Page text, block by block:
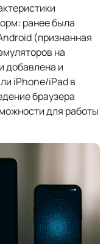
ранее была
(признанная
на
добавлена и
iPhone/iPad в
браузера
для работы